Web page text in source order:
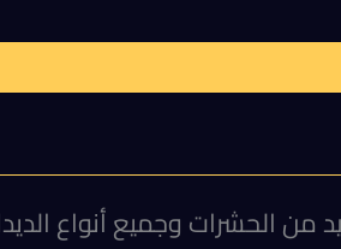
الحشرات وجميع أنواع